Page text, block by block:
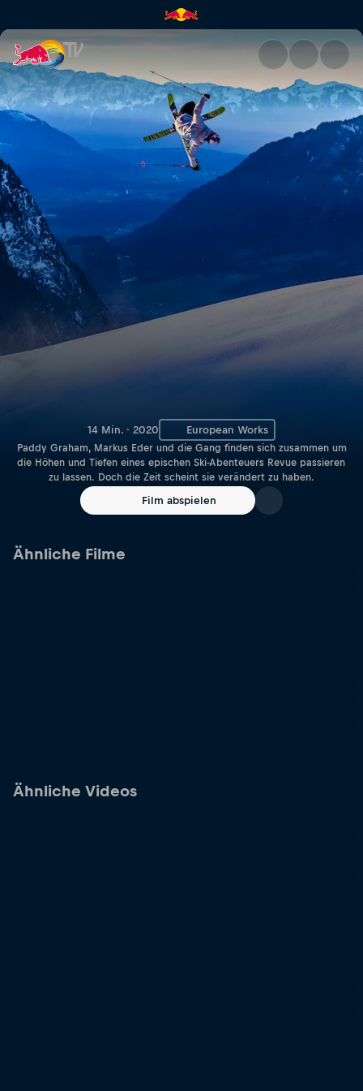
Action Men | Red Bull TV
14 Min. · 2020 European Works
Paddy Graham, Markus Eder und die Gang finden sich zusammen um
die Höhen und Tiefen eines epischen Ski-Abenteuers Revue passieren
zu lassen. Doch die Zeit scheint sie verändert zu haben.
Film abspielen
Ähnliche Filme
Ähnliche Videos